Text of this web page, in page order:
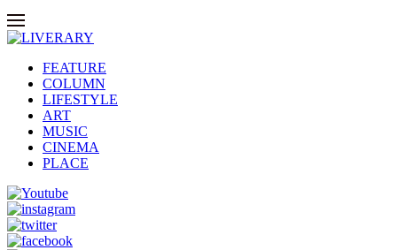
FEATURE
COLUMN
LIFESTYLE
ART
MUSIC
CINEMA
PLACE